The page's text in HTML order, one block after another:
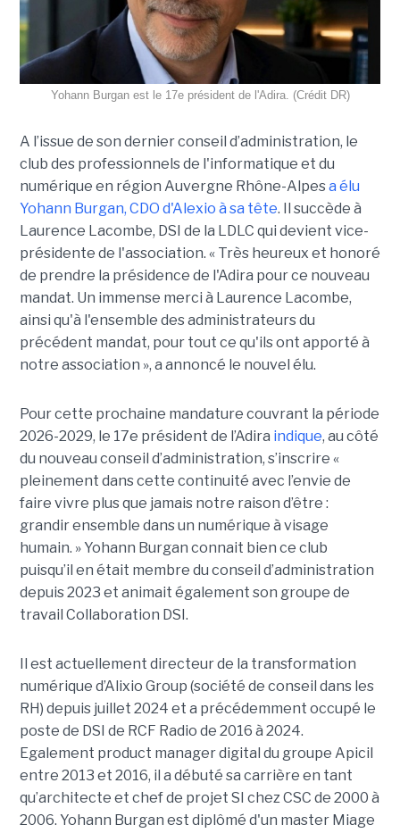
Yohann Burgan est le 17e président de l'Adira. (Crédit DR)
A l’issue de son dernier conseil d’administration, le
club des professionnels de l'informatique et du
numérique en région Auvergne Rhône-Alpesa élu
Yohann Burgan, CDO d'Alexio à sa tête. Il succède à
Laurence Lacombe, DSI de la LDLC qui devient vice-
présidente de l'association. « Très heureux et honoré
de prendre la présidence de l'Adira pour ce nouveau
mandat. Un immense merci à Laurence Lacombe,
ainsi qu'à l'ensemble des administrateurs du
précédent mandat, pour tout ce qu'ils ont apporté à
notre association », a annoncé le nouvel élu.
Pour cette prochaine mandature couvrant la période
2026-2029, le 17e président de l’Adira indique, au côté
du nouveau conseil d’administration, s’inscrire «
pleinement dans cette continuité avec l’envie de
faire vivre plus que jamais notre raison d’être :
grandir ensemble dans un numérique à visage
humain. »Yohann Burgan connait bien ce club
puisqu’il en était membre du conseil d’administration
depuis 2023 et animait également son groupe de
travail Collaboration DSI.
Il est actuellement directeur de la transformation
numérique d’Alixio Group (société de conseil dans les
RH) depuis juillet 2024 et a précédemment occupé le
poste de DSI de RCF Radio de 2016 à 2024.
Egalement product manager digital du groupe Apicil
entre 2013 et 2016, il a débuté sa carrière en tant
qu’architecte et chef de projet SI chez CSC de 2000 à
2006. Yohann Burgan est diplômé d'un master Miage